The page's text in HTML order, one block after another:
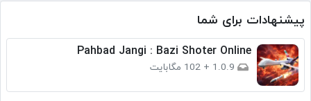
پیشنهادات برای شما
Pahbad Jangi : Bazi Shoter Online
1.0.9
+ 102 مگابایت